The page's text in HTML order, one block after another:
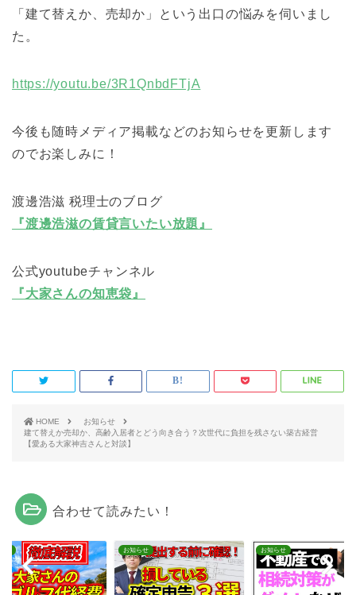
「建て替えか、売却か」という出口の悩みを伺いまし
た。
https://youtu.be/3R1QnbdFTjA
今後も随時メディア掲載などのお知らせを更新します
のでお楽しみに！
渡邊浩滋 税理士のブログ
『渡邊浩滋の賃貸言いたい放題』
公式youtubeチャンネル
『大家さんの知恵袋』
HOME
お知らせ
建て替えか売却か、高齢入居者とどう向き合う？次世代に負担を残さない築古経営
【愛ある大家神吉さんと対談】
合わせて読みたい！
お知らせ お知らせ